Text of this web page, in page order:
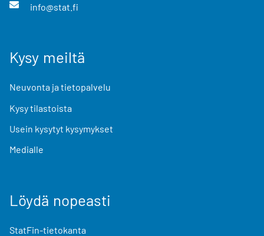
info@stat.fi
Kysy meiltä
Neuvonta ja tietopalvelu
Kysy tilastoista
Usein kysytyt kysymykset
Medialle
Löydä nopeasti
StatFin-tietokanta